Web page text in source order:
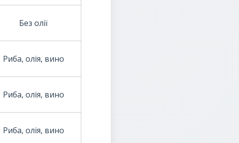
Без олії
Риба, олія, вино
Риба, олія, вино
Риба, олія, вино